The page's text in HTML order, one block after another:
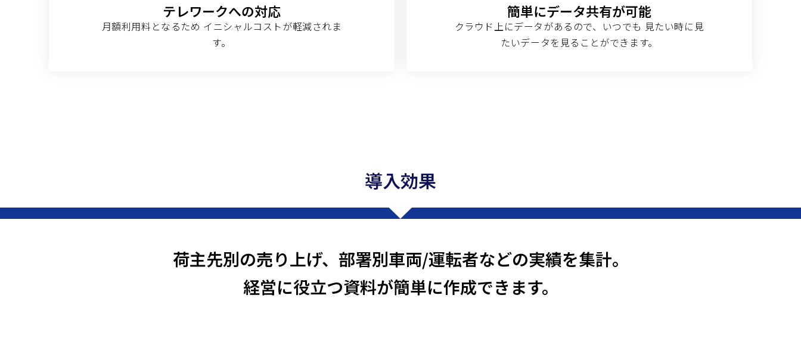
テレワークへの対応
月額利用料となるため イニシャルコストが軽減されま
す。
簡単にデータ共有が可能
クラウド上にデータがあるので、いつでも 見たい時に見
たいデータを見ることができます。
導入効果
荷主先別の売り上げ、部署別車両/運転者などの実績を集計。
経営に役立つ資料が簡単に作成できます。